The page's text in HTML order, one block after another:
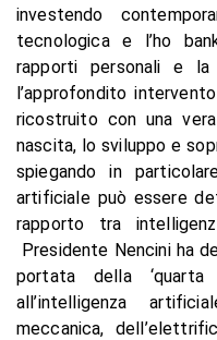
investendo
tecnologica e l’ho
rapporti personali e la
l’approfondito
ricostruito con una
nascita, lo sviluppo e
spiegando in
artificiale può essere
rapporto tra
Presidente Nencini ha
portata della ‘quarta
all’intelligenza
meccanica,